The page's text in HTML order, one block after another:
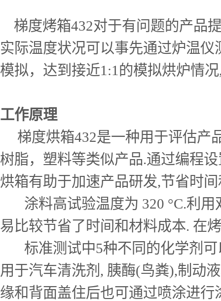
梯度烤箱432对于有问题的产品
实际温度状况可以事先通过炉温
模拟，达到接近1:1的模拟烘炉情
工作原理
梯度烘箱432是一种用于评估产
树脂，塑料等类似产品.通过编程
烘箱有助于加速产品研发,节省时
涂料高试验温度为 320 °C.利用
易比较节省了时间和材料成本. 在
标准测试中5种不同的化学剂可
用于汽车清洗剂, 胰酶(鸟粪),制动
缘和背面盖住后也可通过喷涂进行